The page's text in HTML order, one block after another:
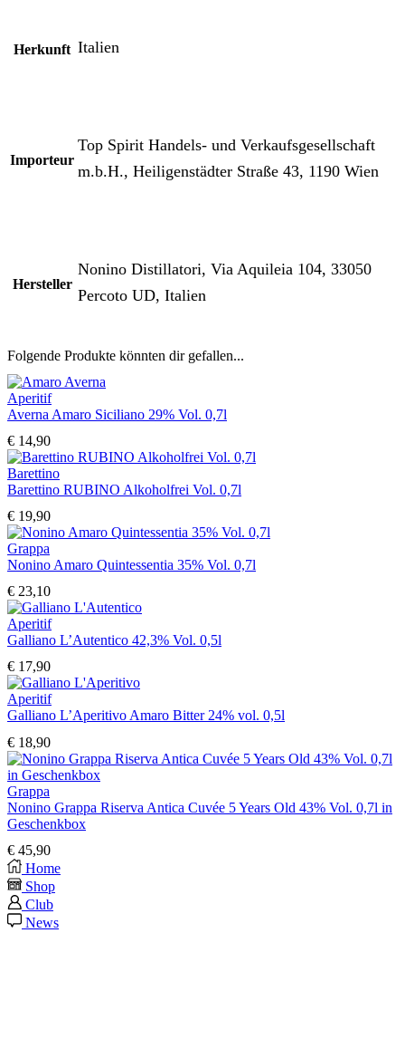
Herkunft Italien
Importeur
Top Spirit Handels- und Verkaufsgesellschaft
m.b.H., Heiligenstädter Straße 43, 1190 Wien
Hersteller
Nonino Distillatori, Via Aquileia 104, 33050
Percoto UD, Italien
Folgende Produkte könnten dir gefallen...
Aperitif
Averna Amaro Siciliano 29% Vol. 0,7l
€ 14,90
Barettino
Barettino RUBINO Alkoholfrei Vol. 0,7l
€ 19,90
Grappa
Nonino Amaro Quintessentia 35% Vol. 0,7l
€ 23,10
Aperitif
Galliano L’Autentico 42,3% Vol. 0,5l
€ 17,90
Aperitif
Galliano L’Aperitivo Amaro Bitter 24% vol. 0,5l
€ 18,90
Grappa
Nonino Grappa Riserva Antica Cuvée 5 Years Old 43% Vol. 0,7l in
Geschenkbox
€ 45,90
Home
Shop
Club
News